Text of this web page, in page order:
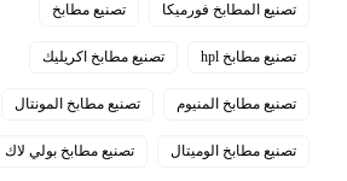
تصنيع المطابخ فورميكا تصنيع مطابخ
تصنيع مطابخ hpl تصنيع مطابخ اكريليك
تصنيع مطابخ المنيوم تصنيع مطابخ المونتال
تصنيع مطابخ الوميتال تصنيع مطابخ بولي لاك